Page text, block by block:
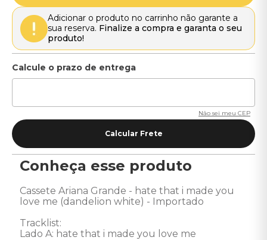
Adicionar o produto no carrinho não garante a
sua reserva. Finalize a compra e garanta o seu
produto!
Não sei meu CEP
Conheça esse produto
Cassete Ariana Grande - hate that i made you
love me (dandelion white) - Importado
Tracklist:
Lado A: hate that i made you love me